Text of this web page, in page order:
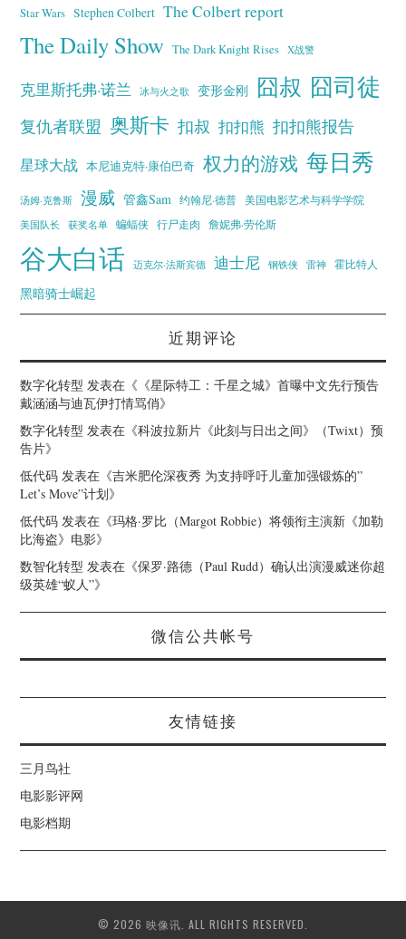
Star Wars Stephen Colbert The Colbert report
The Daily Show The Dark Knight Rises X战警
克里斯托弗·诺兰 冰与火之歌 变形金刚 囧叔 囧司徒
复仇者联盟 奥斯卡 扣叔 扣扣熊 扣扣熊报告
星球大战 本尼迪克特·康伯巴奇 权力的游戏 每日秀
汤姆·克鲁斯 漫威 管鑫Sam 约翰尼·德普
美国电影艺术与科学学院
美国队长
获奖名单 蝙蝠侠 行尸走肉 詹妮弗·劳伦斯
谷大白话 迈克尔·法斯宾德 迪士尼 钢铁侠 雷神 霍比特人
黑暗骑士崛起
近期评论
数字化转型 发表在《 《星际特工：千星之城》首曝中文先行预告
戴涵涵与迪瓦伊打情骂俏》
数字化转型 发表在《科波拉新片《此刻与日出之间》（Twixt）预
告片》
低代码 发表在《吉米肥伦深夜秀 为支持呼吁儿童加强锻炼的”
Let’s Move”计划》
低代码 发表在《玛格·罗比（Margot Robbie）将领衔主演新《加勒
比海盗》电影》
数智化转型 发表在《保罗·路德（Paul Rudd）确认出演漫威迷你超
级英雄“蚁人”》
微信公共帐号
友情链接
三月鸟社
电影影评网
电影档期
© 2026 映像讯. ALL RIGHTS RESERVED.